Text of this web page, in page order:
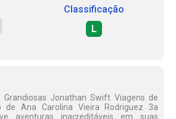
Classificação
L
Grandiosas Jonathan Swift Viagens de
de Ana Carolina Vieira Rodriguez 3a
aventuras inacreditáveis em suas